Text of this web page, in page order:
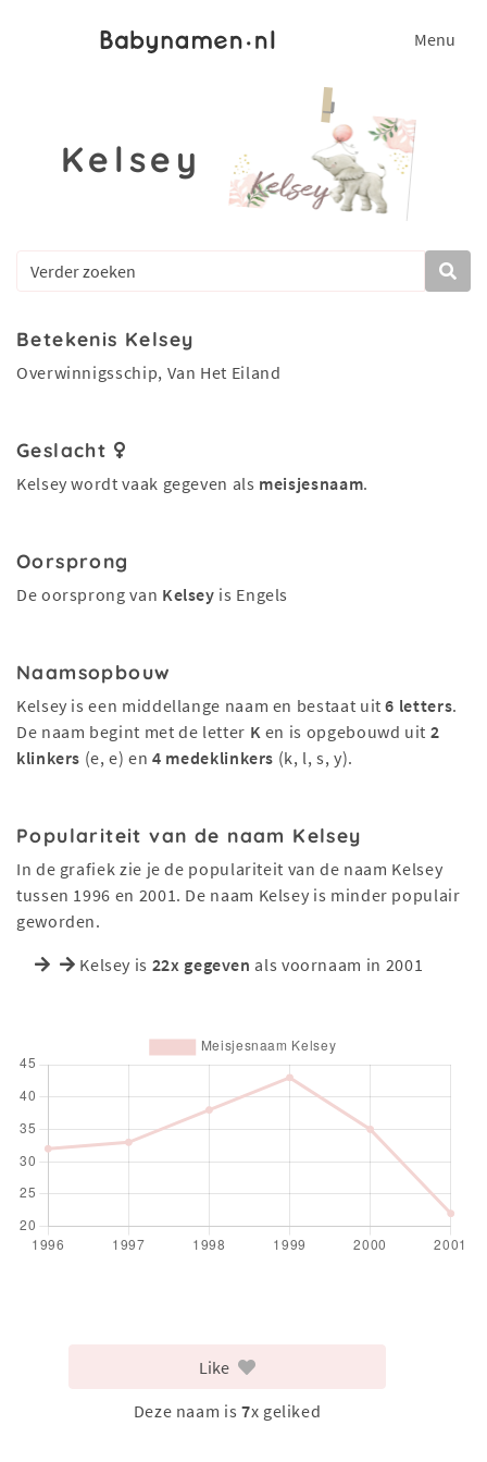
Menu
Kelsey
Betekenis Kelsey
Overwinnigsschip, Van Het Eiland
Geslacht
Kelsey wordt vaak gegeven als meisjesnaam.
Oorsprong
De oorsprong van Kelsey is Engels
Naamsopbouw
Kelsey is een middellange naam en bestaat uit6 letters.
De naam begint met de letter K en is opgebouwd uit 2
klinkers (e, e) en4 medeklinkers (k, l, s, y).
Populariteit van de naam Kelsey
In de grafiek zie je de populariteit van de naam Kelsey
tussen 1996 en 2001. De naam Kelsey is minder populair
geworden.
Kelsey is 22x gegeven als voornaam in 2001
Like
Deze naam is 7x geliked